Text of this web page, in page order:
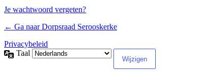
Je wachtwoord vergeten?
← Ga naar Dorpsraad Serooskerke
Privacybeleid
Taal